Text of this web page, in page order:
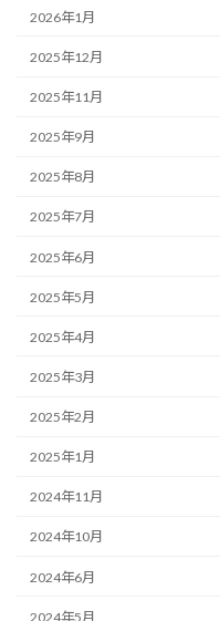
2026年1月
2025年12月
2025年11月
2025年9月
2025年8月
2025年7月
2025年6月
2025年5月
2025年4月
2025年3月
2025年2月
2025年1月
2024年11月
2024年10月
2024年6月
2024年5月